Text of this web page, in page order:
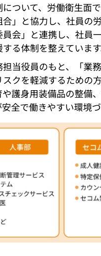
ついて、労働衛生面
」と協力し、社員の
会」と連携し、社員
る体制を整えています
当役員のもと、「業
クを軽減するための
護身用装備品の整備
全で働きやすい環境